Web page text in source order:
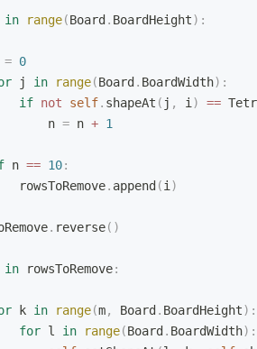
in range(Board . BoardHeight):
= 0
j in range(Board . BoardWidth):
if
not self. shapeAt ( j , i ) ==
n
= n + 1
n == 10:
rowsToRemove
. append (i )
. reverse()
in rowsToRemove:
k in range(m, Board . BoardHeight):
for
l in range(Board . BoardWidth):